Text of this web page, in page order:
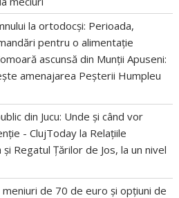
la ortodocși: Perioada,
pentru o alimentație
ascunsă din Munții Apuseni:
amenajarea Peșterii Humpleu
din Jucu: Unde și când vor
- ClujToday la Relațiile
Regatul Țărilor de Jos, la un nivel
de 70 de euro și opțiuni de